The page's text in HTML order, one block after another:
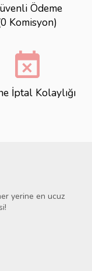
Ödeme
Komisyon)
event_busy
İptal Kolaylığı
yerine en ucuz